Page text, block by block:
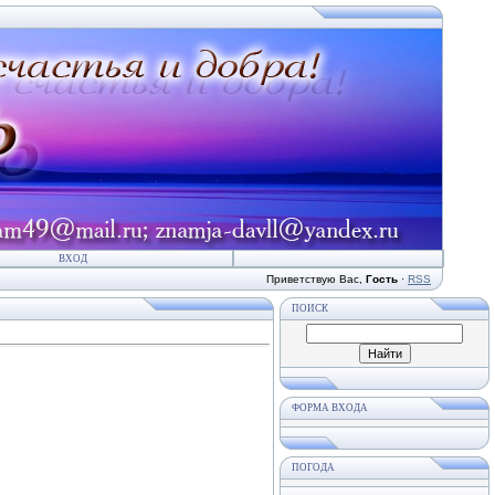
ВХОД
Приветствую Вас Гость · RSS
ПОИСК
ФОРМА ВХОДА
ПОГОДА